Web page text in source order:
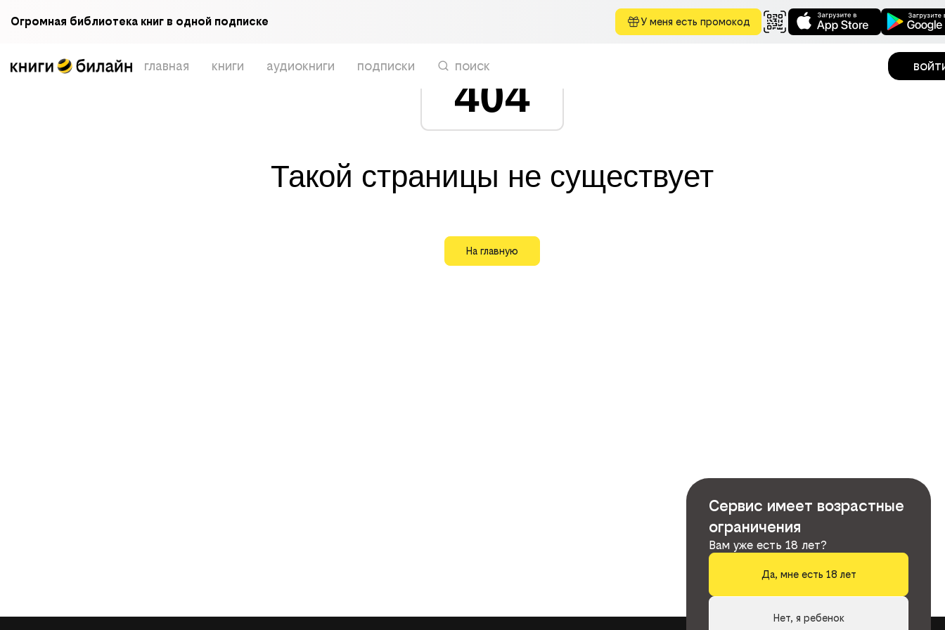
Огромная библиотека книг в одной подписке У меня есть промокод
главная книги аудиокниги подписки поиск
404
Такой страницы не существует
На главную
Сервис имеет возрастные
ограничения
Вам уже есть 18 лет?
Да, мне есть 18 лет
Нет, я ребенок